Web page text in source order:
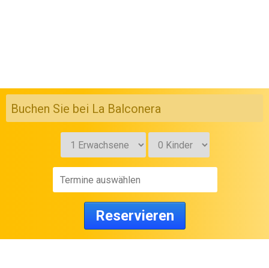
Buchen Sie bei La Balconera
Reservieren